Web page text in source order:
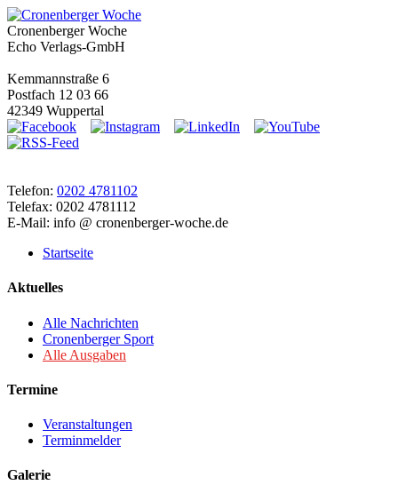
Cronenberger Woche
Echo Verlags-GmbH
Kemmannstraße 6
Postfach 12 03 66
42349 Wuppertal
Telefon: 0202 4781102
Telefax: 0202 4781112
E-Mail: info @ cronenberger-woche.de
Startseite
Aktuelles
Alle Nachrichten
Cronenberger Sport
Alle Ausgaben
Termine
Veranstaltungen
Terminmelder
Galerie